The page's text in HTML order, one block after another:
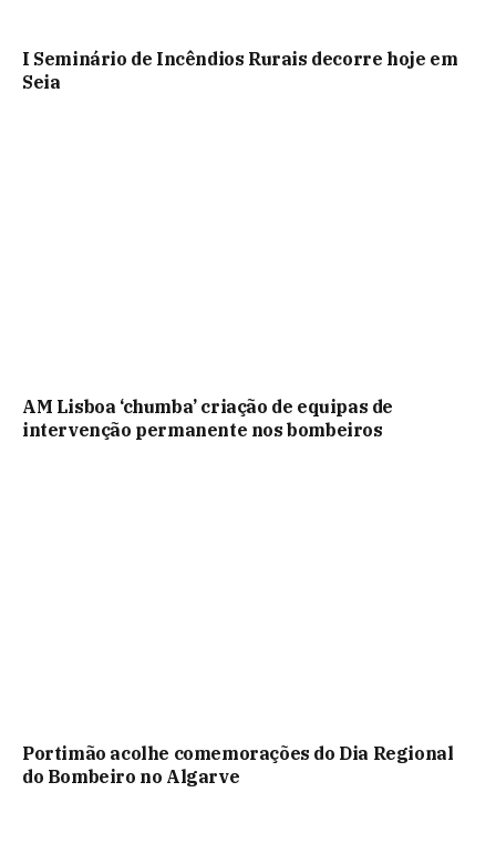
I Seminário de Incêndios Rurais decorre hoje em
Seia
AM Lisboa ‘chumba’ criação de equipas de
intervenção permanente nos bombeiros
Portimão acolhe comemorações do Dia Regional
do Bombeiro no Algarve